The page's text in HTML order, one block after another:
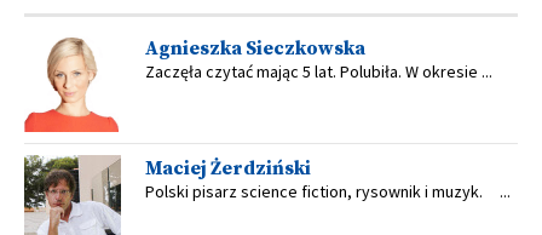
Agnieszka Sieczkowska
Zaczęła czytać mając 5 lat. Polubiła. W okresie ...
Maciej Żerdziński
Polski pisarz science fiction, rysownik i muzyk. ...